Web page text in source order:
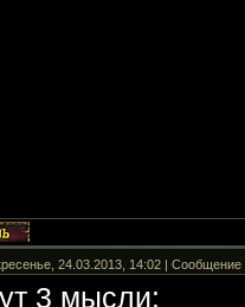
24.03.2013, 14:02 |
3 мысли: